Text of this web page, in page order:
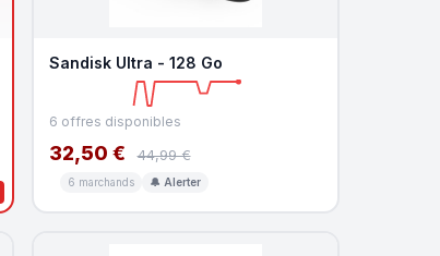
Sandisk Ultra - 128 Go
6 offres disponibles
32,50 € 44,99 €
6 marchands 🔔 Alerter